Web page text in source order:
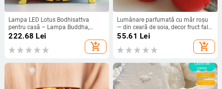
Lampa LED Lotus Bodhisattva
pentru casă – Lampa Buddha,
suport electric pentru lumânări și
222.68 Lei
add_shopping_cart
Lumânare parfumată cu măr roșu
— din ceară de soia, decor fruct fals
pentru vitrină de Crăciun și Anul
55.61 Lei
add_shopping_cart